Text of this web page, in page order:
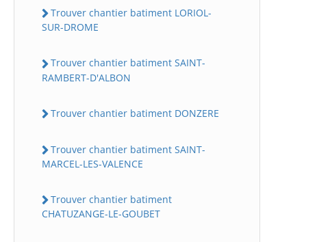
Trouver chantier batiment LORIOL-
SUR-DROME
Trouver chantier batiment SAINT-
RAMBERT-D'ALBON
Trouver chantier batiment DONZERE
Trouver chantier batiment SAINT-
MARCEL-LES-VALENCE
Trouver chantier batiment
CHATUZANGE-LE-GOUBET